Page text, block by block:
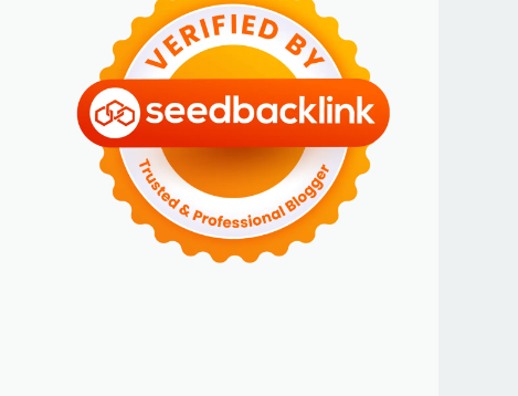
BLOGGER PEREMPUAN